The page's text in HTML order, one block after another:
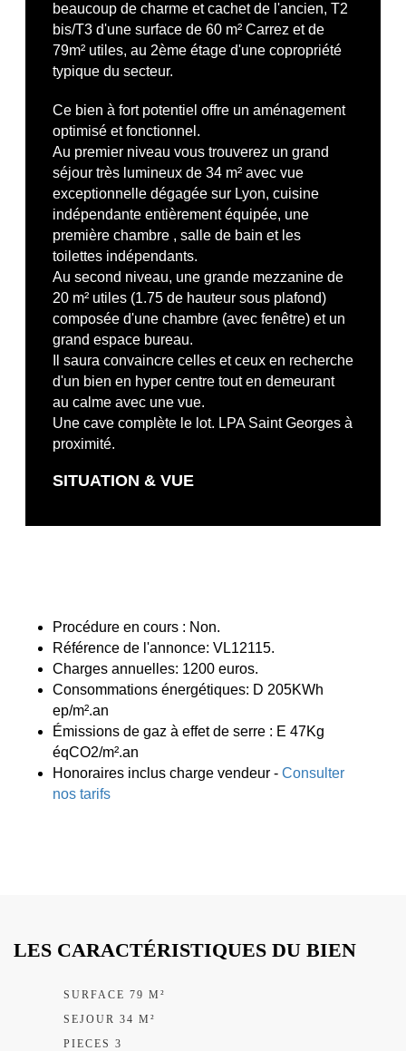
beaucoup de charme et cachet de l'ancien, T2
bis/T3 d'une surface de 60 m² Carrez et de
79m² utiles, au 2ème étage d'une copropriété
typique du secteur.
Ce bien à fort potentiel offre un aménagement
optimisé et fonctionnel.
Au premier niveau vous trouverez un grand
séjour très lumineux de 34 m² avec vue
exceptionnelle dégagée sur Lyon, cuisine
indépendante entièrement équipée, une
première chambre , salle de bain et les
toilettes indépendants.
Au second niveau, une grande mezzanine de
20 m² utiles (1.75 de hauteur sous plafond)
composée d'une chambre (avec fenêtre) et un
grand espace bureau.
Il saura convaincre celles et ceux en recherche
d'un bien en hyper centre tout en demeurant
au calme avec une vue.
Une cave complète le lot. LPA Saint Georges à
proximité.
SITUATION & VUE
Procédure en cours : Non.
Référence de l'annonce: VL12115.
Charges annuelles: 1200 euros.
Consommations énergétiques: D 205KWh
ep/m².an
Émissions de gaz à effet de serre : E 47Kg
éqCO2/m².an
Honoraires inclus charge vendeur - Consulter
nos tarifs
LES CARACTÉRISTIQUES DU BIEN
SURFACE 79 M²
SEJOUR 34 M²
PIECES 3